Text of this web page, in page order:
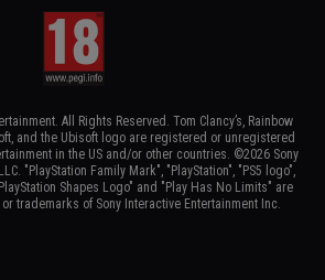
All Rights Reserved. Tom Clancy’s, Rainbow
and the Ubisoft logo are registered or unregistered
in the US and/or other countries. ©2026 Sony
"PlayStation Family Mark", "PlayStation", "PS5 logo",
Shapes Logo" and "Play Has No Limits" are
trademarks of Sony Interactive Entertainment Inc.